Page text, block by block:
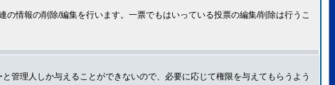
情報の削除/編集を行います。一票でもはいっている投票の編集/削除は行うこ
管理人しか与えることができないので、必要に応じて権限を与えてもらうよう